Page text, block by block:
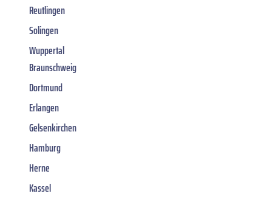
Reutlingen
Solingen
Wuppertal
Braunschweig
Dortmund
Erlangen
Gelsenkirchen
Hamburg
Herne
Kassel